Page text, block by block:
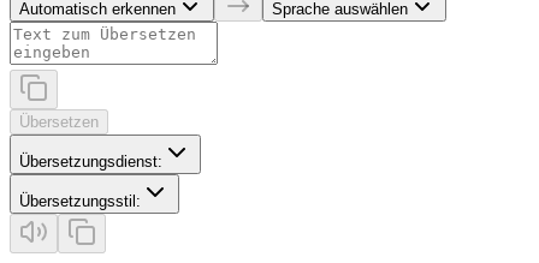
Automatisch erkennen Sprache auswählen
Übersetzen
Übersetzungsdienst:
Übersetzungsstil :